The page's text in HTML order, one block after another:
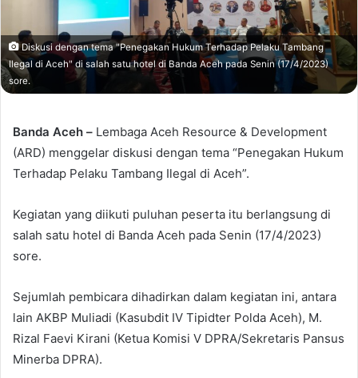
Diskusi dengan tema "Penegakan Hukum Terhadap Pelaku Tambang
Ilegal di Aceh" di salah satu hotel di Banda Aceh pada Senin (17/4/2023)
sore.
Banda Aceh – Lembaga Aceh Resource & Development
(ARD) menggelar diskusi dengan tema “Penegakan Hukum
Terhadap Pelaku Tambang Ilegal di Aceh”.
Kegiatan yang diikuti puluhan peserta itu berlangsung di
salah satu hotel di Banda Aceh pada Senin (17/4/2023)
sore.
Sejumlah pembicara dihadirkan dalam kegiatan ini, antara
lain AKBP Muliadi (Kasubdit IV Tipidter Polda Aceh), M.
Rizal Faevi Kirani (Ketua Komisi V DPRA/Sekretaris Pansus
Minerba DPRA).